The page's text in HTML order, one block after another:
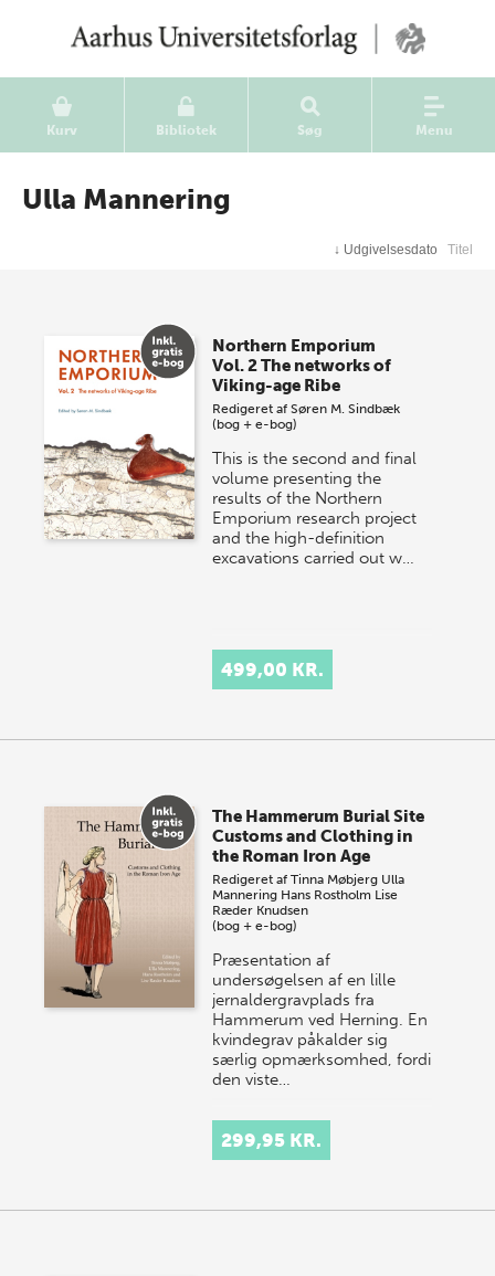
Kurv Bibliotek Søg Menu
Ulla Mannering
↓ Udgivelsesdato Titel
Northern Emporium
Vol. 2 The networks of
Viking-age Ribe
Redigeret afSøren M. Sindbæk
(bog + e-bog)
This is the second and final
volume presenting the
results of the Northern
Emporium research project
and the high-definition
excavations carried out w…
499,00 KR.
The Hammerum Burial Site
Customs and Clothing in
the Roman Iron Age
Redigeret afTinna Møbjerg Ulla
Mannering Hans Rostholm Lise
Ræder Knudsen
(bog + e-bog)
Præsentation af
undersøgelsen af en lille
jernaldergravplads fra
Hammerum ved Herning. En
kvindegrav påkalder sig
særlig opmærksomhed, fordi
den viste…
299,95 KR.